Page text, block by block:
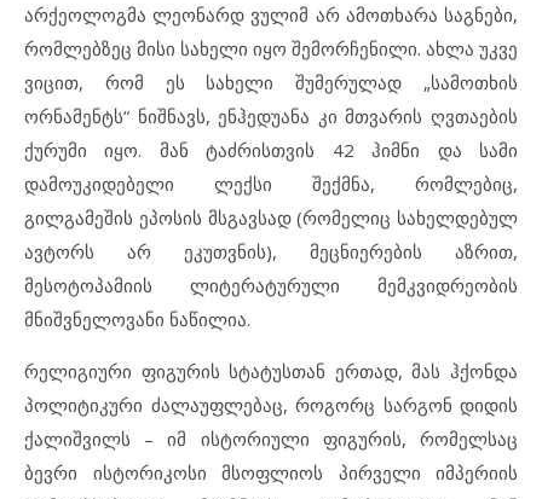
არქეოლოგმა ლეონარდ ვულიმ არ ამოთხარა საგნები,
რომლებზეც მისი სახელი იყო შემორჩენილი. ახლა უკვე
ვიცით, რომ ეს სახელი შუმერულად „სამოთხის
ორნამენტს“ ნიშნავს, ენჰედუანა კი მთვარის ღვთაების
ქურუმი იყო. მან ტაძრისთვის 42 ჰიმნი და სამი
დამოუკიდებელი ლექსი შექმნა, რომლებიც,
გილგამეშის ეპოსის მსგავსად (რომელიც სახელდებულ
ავტორს არ ეკუთვნის), მეცნიერების აზრით,
მესოტოპამიის ლიტერატურული მემკვიდრეობის
მნიშვნელოვანი ნაწილია.
რელიგიური ფიგურის სტატუსთან ერთად, მას ჰქონდა
პოლიტიკური ძალაუფლებაც, როგორც სარგონ დიდის
ქალიშვილს – იმ ისტორიული ფიგურის, რომელსაც
ბევრი ისტორიკოსი მსოფლიოს პირველი იმპერიის